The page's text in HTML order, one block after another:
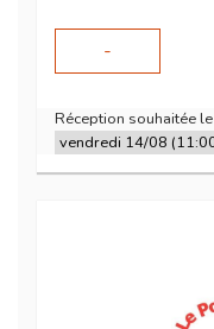
-
Réception souhaitée le